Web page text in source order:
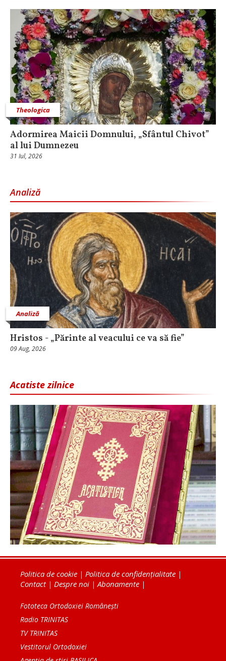
Theologica
Adormirea Maicii Domnului, „Sfântul Chivot”
al lui Dumnezeu
31 Iul, 2026
Analiză
Analiză
Hristos - „Părinte al veacului ce va să fie”
09 Aug, 2026
Acatiste zilnice
Politica de cookie | Politica de confidențialitate |
Contact| Despre noi | Abonamente |
Fototeca Ortodoxiei Românești
Radio TRINITAS
TV TRINITAS
Vestitorul Ortodoxiei